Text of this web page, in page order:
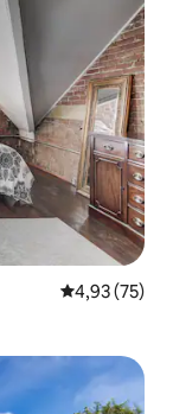
Évaluation
4,93 (75)